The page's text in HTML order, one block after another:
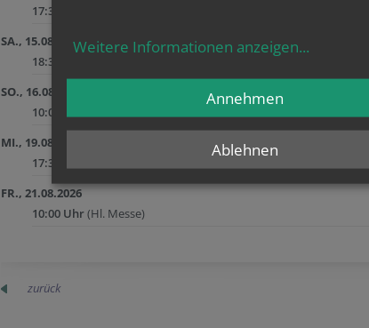
17:30 Uhr
SA., 15.08.2026
18:30 Uhr
SO., 16.08.2026
10:00 Uhr
MI., 19.08.2026
17:30 Uhr
FR., 21.08.2026
10:00 Uhr(Hl. Messe)
zurück
Weitere Informationen anzeigen...
Ablehnen
Annehmen